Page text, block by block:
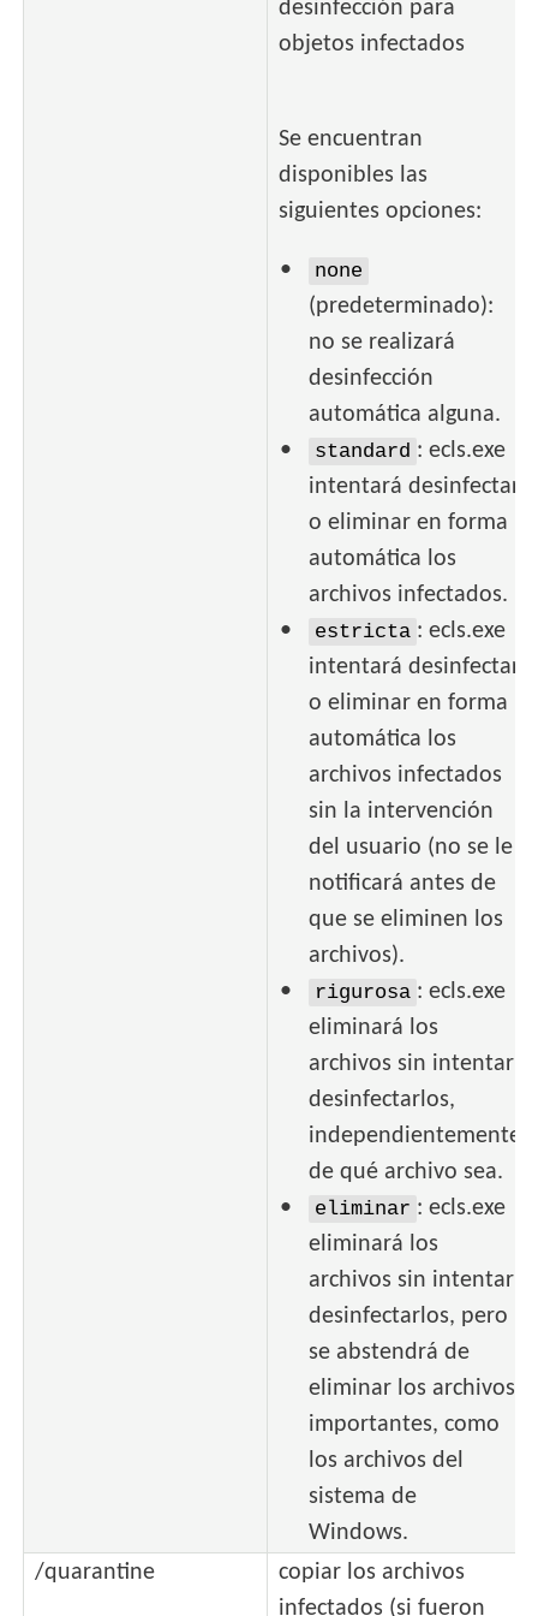
desinfección para
objetos infectados
Se encuentran
disponibles las
siguientes opciones:
none
(predeterminado):
no se realizará
desinfección
automática alguna.
standard : ecls.exe
intentará desinfectar
o eliminar en forma
automática los
archivos infectados.
estricta : ecls.exe
intentará desinfectar
o eliminar en forma
automática los
archivos infectados
sin la intervención
del usuario (no se le
notificará antes de
que se eliminen los
archivos).
rigurosa : ecls.exe
eliminará los
archivos sin intentar
desinfectarlos,
independientemente
de qué archivo sea.
eliminar : ecls.exe
eliminará los
archivos sin intentar
desinfectarlos, pero
se abstendrá de
eliminar los archivos
importantes, como
los archivos del
sistema de
Windows.
/quarantine
copiar los archivos
infectados (si fueron